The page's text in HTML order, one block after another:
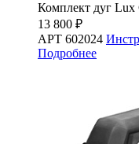
Комплект дуг
13 800 ₽
АРТ 602024
Подробнее